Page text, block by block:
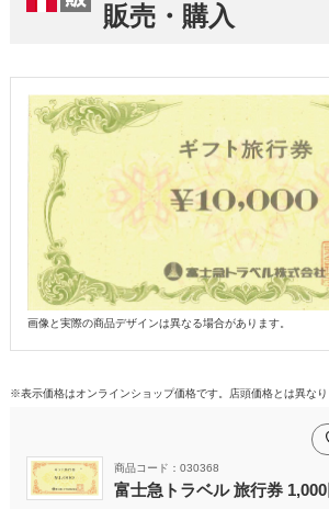
販売・購入
画像と実際の商品デザインは異なる場合があります。
※表示価格はオンラインショップ価格です。店頭価格とは異なり
商品コード：030368
富士急トラベル 旅行券 1,000